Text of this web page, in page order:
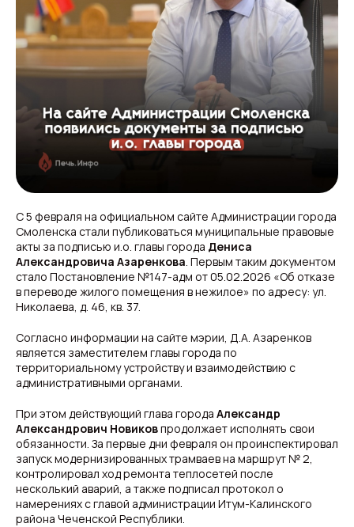
С 5 февраля на официальном сайте Администрации города
Смоленска стали публиковаться муниципальные правовые
акты за подписью и.о. главы города Дениса
Александровича Азаренкова. Первым таким документом
стало Постановление №147-адм от 05.02.2026 «Об отказе
в переводе жилого помещения в нежилое» по адресу: ул.
Николаева, д. 46, кв. 37.
Согласно информации на сайте мэрии, Д.А. Азаренков
является заместителем главы города по
территориальному устройству и взаимодействию с
административными органами.
При этом действующий глава города Александр
Александрович Новиковпродолжает исполнять свои
обязанности. За первые дни февраля он проинспектировал
запуск модернизированных трамваев на маршрут № 2,
контролировал ход ремонта теплосетей после
несколький аварий, а также подписал протокол о
намерениях с главой администрации Итум-Калинского
района Чеченской Республики.